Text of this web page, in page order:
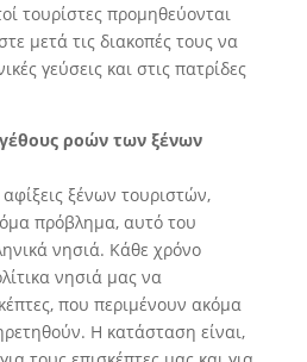
τουρίστες προμηθεύονται
μετά τις διακοπές τους να
γεύσεις και στις πατρίδες
ροών των ξένων
ξένων τουριστών,
πρόβλημα, αυτό του
νησιά. Κάθε χρόνο
νησιά μας να
που περιμένουν ακόμα
Η κατάσταση είναι,